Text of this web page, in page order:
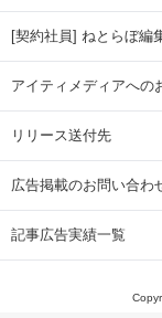
[契約社員] ねとらぼ編
アイティメディアへの
リリース送付先
広告掲載のお問い合わ
記事広告実績一覧